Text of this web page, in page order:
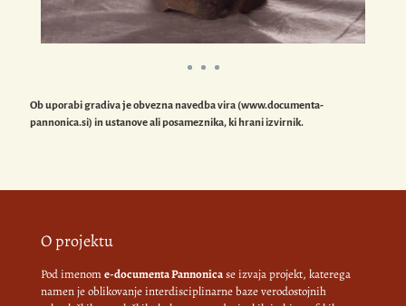
Ob uporabi gradiva je obvezna navedba vira (www.documenta-
pannonica.si) in ustanove ali posameznika, ki hrani izvirnik.
O projektu
Pod imenome-documenta Pannonicase izvaja projekt, katerega
namen je oblikovanje interdisciplinarne baze verodostojnih